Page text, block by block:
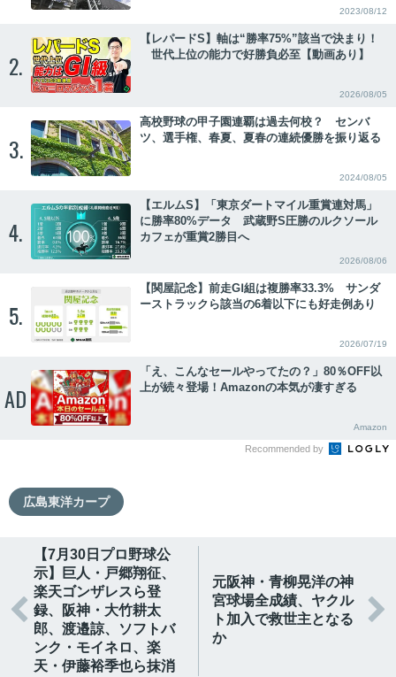
2023/08/12
2.
【レパードS】軸は“勝率75%”該当で決まり！
世代上位の能力で好勝負必至【動画あり】
2026/08/05
3.
高校野球の甲子園連覇は過去何校？ センバ
ツ、選手権、春夏、夏春の連続優勝を振り返る
2024/08/05
4.
【エルムS】「東京ダートマイル重賞連対馬」
に勝率80%データ 武蔵野S圧勝のルクソール
カフェが重賞2勝目へ
2026/08/06
5.
【関屋記念】前走GⅠ組は複勝率33.3% サンダ
ーストラックら該当の6着以下にも好走例あり
2026/07/19
AD
「え、こんなセールやってたの？」80％OFF以
上が続々登場！Amazonの本気が凄すぎる
Amazon
Recommended by
広島東洋カープ

【7月30日プロ野球公
示】巨人・戸郷翔征、
楽天ゴンザレスら登
録、阪神・大竹耕太
郎、渡邉諒、ソフトバ
ンク・モイネロ、楽
天・伊藤裕季也ら抹消
元阪神・青柳晃洋の神
宮球場全成績、ヤクル
ト加入で救世主となる
か
